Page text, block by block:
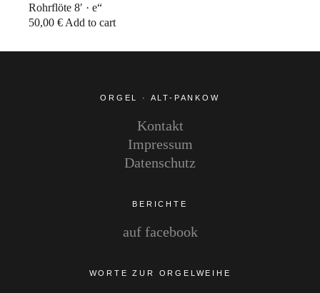
Rohrflöte 8′ · e“
50,00 € Add to cart
ORGEL · ALT-PANKOW
Kontakt
Impressum
Datenschutz
BERICHTE
auf facebook
WORTE ZUR ORGELWEIHE